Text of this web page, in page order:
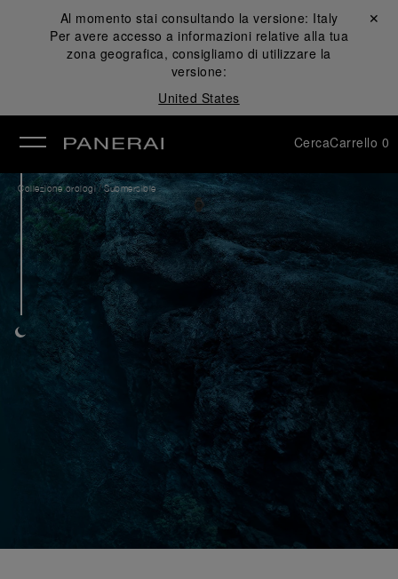
Al momento stai consultando la versione: Italy
Per avere accesso a informazioni relative alla tua
zona geografica, consigliamo di utilizzare la
versione:
United States
Chiudi ✕
CercaCarrello 0
Collezione orologi /Submersible